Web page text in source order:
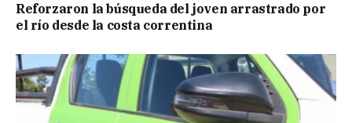
Reforzaron la búsqueda del joven arrastrado por
el río desde la costa correntina